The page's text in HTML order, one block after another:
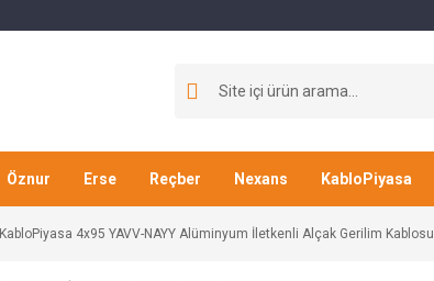
Öznur Erse Reçber Nexans KabloPiyasa
KabloPiyasa 4x95 YAVV-NAYY Alüminyum İletkenli Alçak Gerilim Kablosu